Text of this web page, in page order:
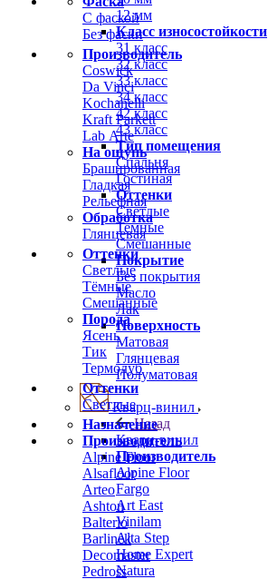
С фаской
Без фаски
Производитель
Coswick
Da Vinci
Kochanelli
Kraft Parkett
Lab Arte
На ощупь
Брашированная
Гладкая
Рельефная
Обработка
Глянцевая
Оттенки
Светлые
Тёмные
Смешанные
Порода
Ясень
Тик
Термодуб
Оттенки
Светлые
Назначение
Производитель
Alpine Floor
Alsafloor
Arteo
Ashton
Balterio
Barlinek
Decomaster
Pedross
12 мм
Класс износостойкости
31 класс
32 класс
33 класс
34 класс
42 класс
43 класс
Тип помещения
Спальня
Гостиная
Оттенки
Светлые
Темные
Смешанные
Покрытие
Без покрытия
Масло
Лак
Поверхность
Матовая
Глянцевая
Полуматовая
Кварц-винил
Назад
Кварц-винил
Производитель
Alpine Floor
Fargo
Art East
Vinilam
Alta Step
Home Expert
Natura